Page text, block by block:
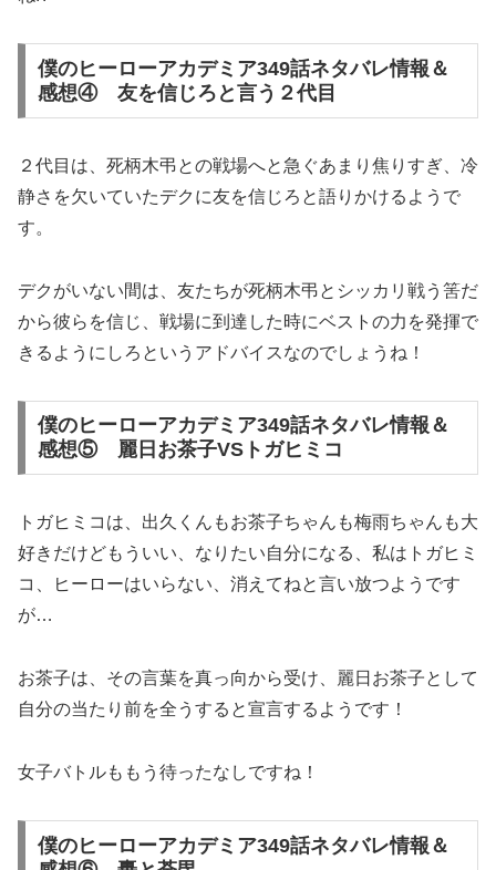
僕のヒーローアカデミア349話ネタバレ情報＆
感想④ 友を信じろと言う２代目
２代目は、死柄木弔との戦場へと急ぐあまり焦りすぎ、冷
静さを欠いていたデクに友を信じろと語りかけるようで
す。
デクがいない間は、友たちが死柄木弔とシッカリ戦う筈だ
から彼らを信じ、戦場に到達した時にベストの力を発揮で
きるようにしろというアドバイスなのでしょうね！
僕のヒーローアカデミア349話ネタバレ情報＆
感想⑤ 麗日お茶子VSトガヒミコ
トガヒミコは、出久くんもお茶子ちゃんも梅雨ちゃんも大
好きだけどもういい、なりたい自分になる、私はトガヒミ
コ、ヒーローはいらない、消えてねと言い放つようです
が…
お茶子は、その言葉を真っ向から受け、麗日お茶子として
自分の当たり前を全うすると宣言するようです！
女子バトルももう待ったなしですね！
僕のヒーローアカデミア349話ネタバレ情報＆